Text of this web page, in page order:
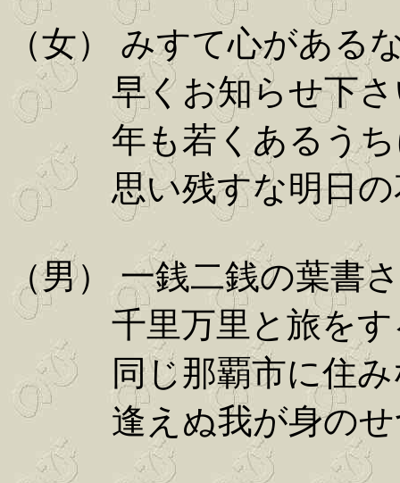
（女） みすて心がある
早くお知らせ下さ
年も若くあるうち
思い残すな明日の
（男） 一銭二銭の葉書
千里万里と旅をす
同じ那覇市に住み
逢えぬ我が身のせ